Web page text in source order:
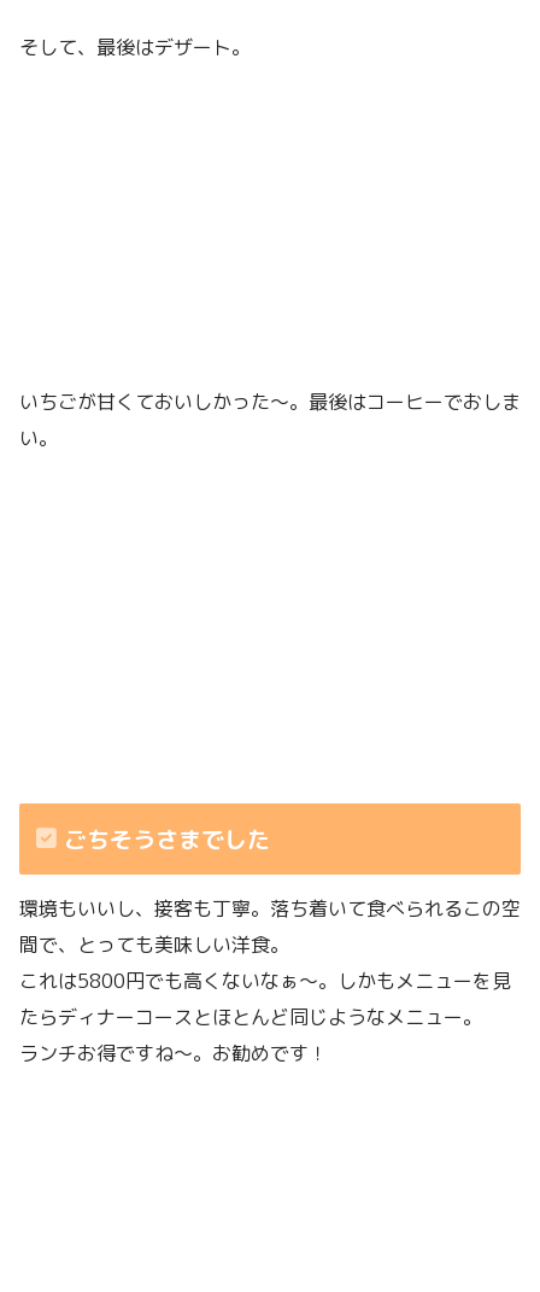
そして、最後はデザート。
いちごが甘くておいしかった〜。最後はコーヒーでおしま
い。
ごちそうさまでした
環境もいいし、接客も丁寧。落ち着いて食べられるこの空
間で、とっても美味しい洋食。
これは5800円でも高くないなぁ〜。しかもメニューを見
たらディナーコースとほとんど同じようなメニュー。
ランチお得ですね〜。お勧めです！